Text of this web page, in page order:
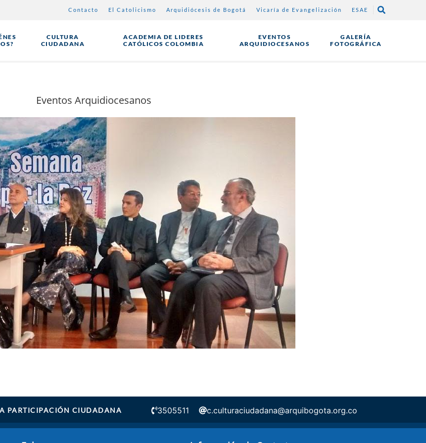
Contacto El Catolicismo Arquidiócesis de Bogotá Vicaría de Evangelización ESAE
CULTURA
CIUDADANA
ACADEMIA DE LIDERES
CATÓLICOS COLOMBIA
EVENTOS
ARQUIDIOCESANOS
GALERÍA
FOTOGRÁFICA
Eventos Arquidiocesanos
PARTICIPACIÓN CIUDADANA 3505511 c.culturaciudadana@arquibogota.org.co